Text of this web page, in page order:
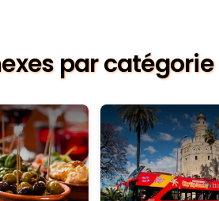
par catégorie